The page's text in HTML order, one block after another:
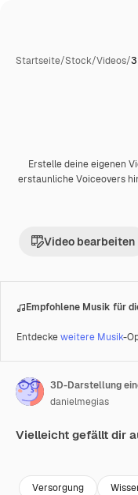
Startseite/Stock/Videos/
Premium
Erstelle deine eigenen
erstaunliche Voiceovers
Video bearbeiten
Empfohlene Musik für
Entdeckeweitere Musik-
danielmegias
Vielleicht gefällt dir
Versorgung